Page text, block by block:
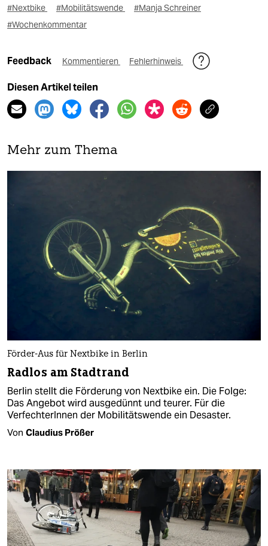
#Nextbike #Mobilitätswende
#Manja Schreiner
#Wochenkommentar
Feedback Kommentieren Fehlerhinweis
Diesen Artikel teilen
Mehr zum Thema
Förder-Aus für Nextbike in Berlin
Radlos am Stadtrand
Berlin stellt die Förderung von Nextbike ein. Die Folge:
Das Angebot wird ausgedünnt und teurer. Für die
VerfechterInnen der Mobilitätswende ein Desaster.
Von Claudius Prößer